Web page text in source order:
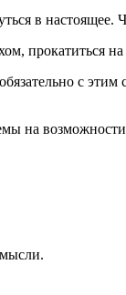
в
прокатиться на
с
на